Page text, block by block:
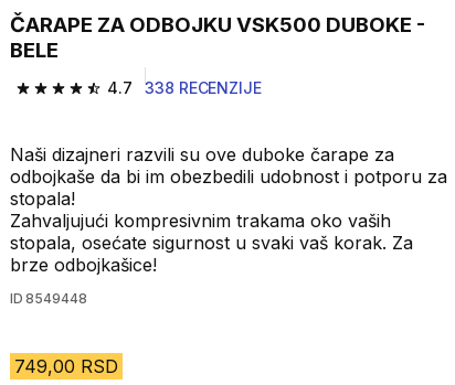
ČARAPE ZA ODBOJKU VSK500 DUBOKE -
BELE
4.7
4.7 od 5 zvezdica from 338 Recenzije
338 RECENZIJE
Naši dizajneri razvili su ove duboke čarape za
odbojkaše da bi im obezbedili udobnost i potporu za
stopala!
Zahvaljujući kompresivnim trakama oko vaših
stopala, osećate sigurnost u svaki vaš korak. Za
brze odbojkašice!
ID 8549448
749,00 RSD